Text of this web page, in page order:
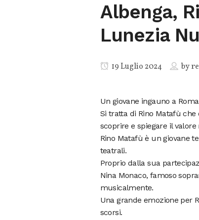
Albenga,
Lunezia
19 Luglio 2024 by
Un giovane ingauno a
Si tratta di Rino Matafù
scoprire e spiegare il
Rino Matafù è un giovane
teatrali.
Proprio dalla sua
Nina Monaco, famoso
musicalmente.
Una grande emozione per
scorsi.